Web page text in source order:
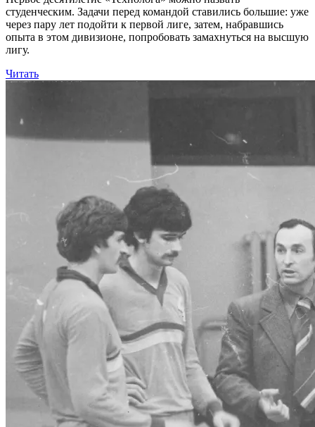
студенческим. Задачи перед командой ставились большие: уже
через пару лет подойти к первой лиге, затем, набравшись
опыта в этом дивизионе, попробовать замахнуться на высшую
лигу.
Читать